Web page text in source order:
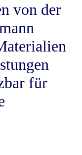
von der
für